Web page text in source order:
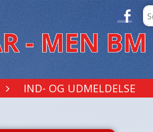
IND- OG UDMELDELSE